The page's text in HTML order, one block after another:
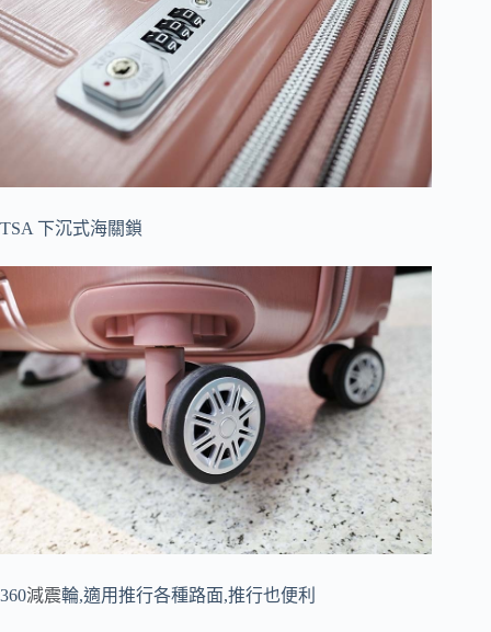
TSA 下沉式海關鎖
360減震輪,適用推行各種路面,推行也便利